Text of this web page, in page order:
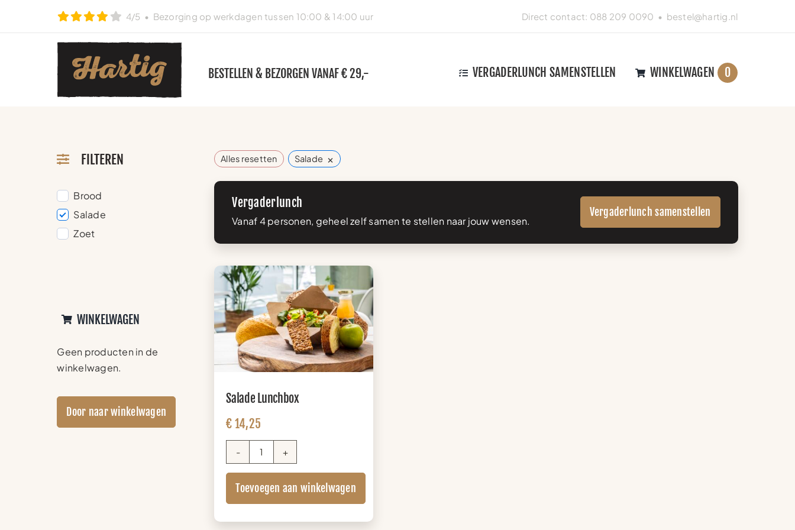
4/5 • Bezorging op werkdagen tussen 10:00 & 14:00 uur Direct contact: 088 209 0090 • bestel@hartig.nl
BESTELLEN & BEZORGEN VANAF € 29,- VERGADERLUNCH SAMENSTELLEN WINKELWAGEN 0
FILTEREN
Brood
Salade
Zoet
WINKELWAGEN
Geen producten in de
winkelwagen.
Door naar winkelwagen
Alles resetten Salade ×
Vergaderlunch
Vanaf 4 personen, geheel zelf samen te stellen naar jouw wensen.
Vergaderlunch samenstellen
Salade Lunchbox
€ 14,25
Salade
Lunchbox
aantal
Toevoegen aan winkelwagen